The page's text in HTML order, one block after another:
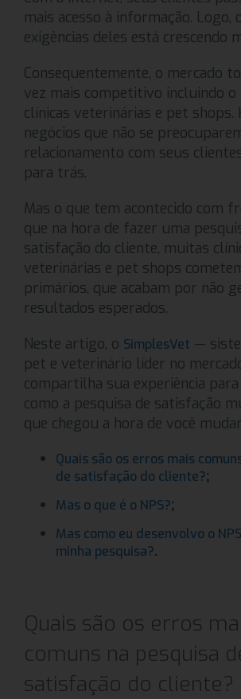
mais acesso à informação. Logo,
exigências deles está crescendo
Consequentemente, o mercado
vez mais competitivo incluindo o
clínicas veterinárias e pet shops.
negócios que não se
relacionamento com seus
para trás.
Mas o que tem acontecido com
que na hora de fazer uma
satisfação do cliente, muitas
veterinárias e pet shops
primários, que acabam por não
resultados esperados.
Neste artigo, o SimplesVet —
pet e veterinário líder no
compartilha sua experiência
como a pesquisa de satisfação
que chegou a hora de você
Quais são os erros mais
de satisfação do cliente?;
Mas o que é o NPS?;
Mas como eu desenvolvo o
minha pesquisa?.
Quais são os erros
comuns na pesquisa
satisfação do cliente?